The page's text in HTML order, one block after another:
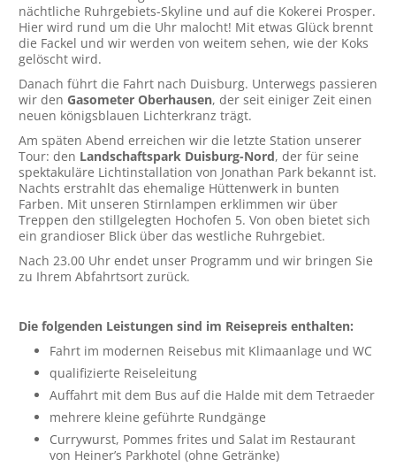
nächtliche Ruhrgebiets-Skyline und auf die Kokerei Prosper.
Hier wird rund um die Uhr malocht! Mit etwas Glück brennt
die Fackel und wir werden von weitem sehen, wie der Koks
gelöscht wird.
Danach führt die Fahrt nach Duisburg. Unterwegs passieren
wir den Gasometer Oberhausen, der seit einiger Zeit einen
neuen königsblauen Lichterkranz trägt.
Am späten Abend erreichen wir die letzte Station unserer
Tour: den Landschaftspark Duisburg-Nord, der für seine
spektakuläre Lichtinstallation von Jonathan Park bekannt ist.
Nachts erstrahlt das ehemalige Hüttenwerk in bunten
Farben. Mit unseren Stirnlampen erklimmen wir über
Treppen den stillgelegten Hochofen 5. Von oben bietet sich
ein grandioser Blick über das westliche Ruhrgebiet.
Nach 23.00 Uhr endet unser Programm und wir bringen Sie
zu Ihrem Abfahrtsort zurück.
Die folgenden Leistungen sind im Reisepreis enthalten:
Fahrt im modernen Reisebus mit Klimaanlage und WC
qualifizierte Reiseleitung
Auffahrt mit dem Bus auf die Halde mit dem Tetraeder
mehrere kleine geführte Rundgänge
Currywurst, Pommes frites und Salat im Restaurant
von Heiner’s Parkhotel (ohne Getränke)